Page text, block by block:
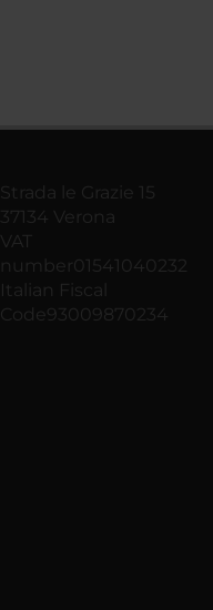
Strada le Grazie 15
37134 Verona
VAT
number01541040232
Italian Fiscal
Code93009870234